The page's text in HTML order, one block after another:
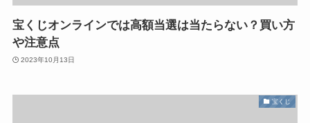
宝くじオンラインでは高額当選は当たらない？買い方
や注意点
2023年10月13日
宝くじ